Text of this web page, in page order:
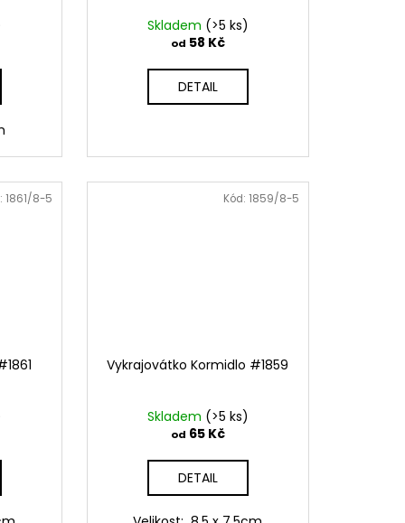
Skladem (>5 ks)
od 58 Kč
DETAIL
1861/8-5
Vykrajovátko Kormidlo #1859
Skladem (>5 ks)
od 65 Kč
DETAIL
Kód: 1859/8-5